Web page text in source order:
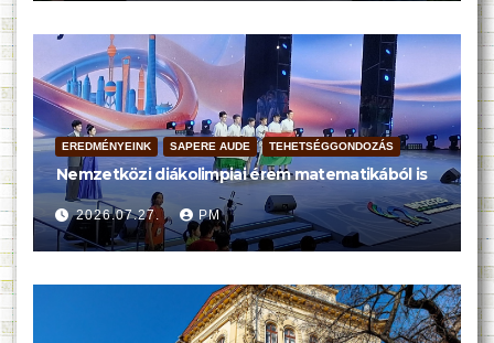
EREDMÉNYEINK SAPERE AUDE TEHETSÉGGONDOZÁS
Nemzetközi diákolimpiai érem matematikából is
2026.07.27. PM